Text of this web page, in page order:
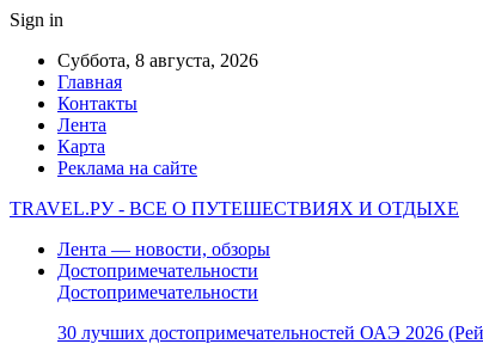
Sign in
Суббота, 8 августа, 2026
Главная
Контакты
Лента
Карта
Реклама на сайте
TRAVEL.РУ - ВСЕ О ПУТЕШЕСТВИЯХ И ОТДЫХЕ
Лента — новости, обзоры
Достопримечательности
Достопримечательности
30 лучших достопримечательностей ОАЭ 2026